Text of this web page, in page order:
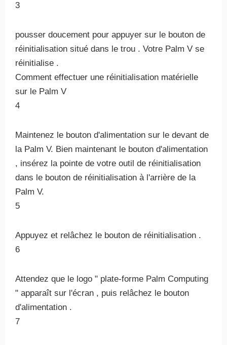
3
pousser doucement pour appuyer sur le bouton de
réinitialisation situé dans le trou . Votre Palm V se
réinitialise .
Comment effectuer une réinitialisation matérielle
sur le Palm V
4
Maintenez le bouton d'alimentation sur le devant de
la Palm V. Bien maintenant le bouton d'alimentation
, insérez la pointe de votre outil de réinitialisation
dans le bouton de réinitialisation à l'arrière de la
Palm V.
5
Appuyez et relâchez le bouton de réinitialisation .
6
Attendez que le logo " plate-forme Palm Computing
" apparaît sur l'écran , puis relâchez le bouton
d'alimentation .
7